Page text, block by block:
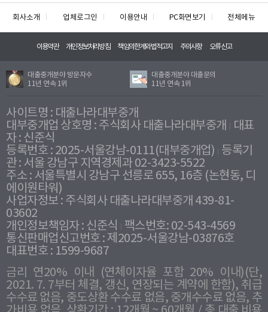
회사소개 업체로그인 이용안내 PC화면보기 전체메뉴
이용약관 개인정보처리방침 책임의한계와법적고지 주의사항 오류신고
대출중개분야 방문자수
11년 연속 1위
대출중개분야 대출문의
11년 연속 1위
사이트명 : 대출나라대부중개
대부중개업 상호명 : 주식회사 대출나라대부중개
대표
자 : 신준식
등록번호 : 2025-서울강남-0111(대부중개업) 등록기
관 : 서울 강남구 지역경제과 02-3423-5522
주소 : 서울특별시 강남구 선릉로 655, 16층 (논현동, 디
에이원타워)
사업자정보 : 주식회사 대출나라대부중개 439-81-
03602
개인정보책임자 : 신준식
팩스번호: 02-543-4569
통신판매업신고번호 : 제2025-서울강남-03876호
대표번호 : 1599-9687
금리 연20% 이내 (연체이자율 포함 20% 이내)(단,
2021. 7. 7부터 체결, 갱신, 연장되는 계약에 한함), 취급
수수료 없음, 중도상환 수수료 없음, 중개수수료 없음, 추